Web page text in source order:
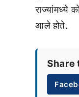
राज्यांमध्ये
आले होते.
Share